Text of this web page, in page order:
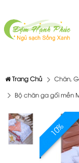
Trang Chủ Chăn,
Bộ chăn ga gối mền
10%